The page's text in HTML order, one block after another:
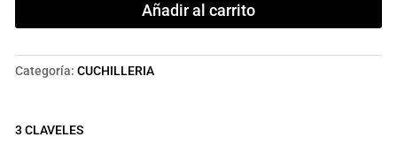
Añadir al carrito
Categoría: CUCHILLERIA
3 CLAVELES